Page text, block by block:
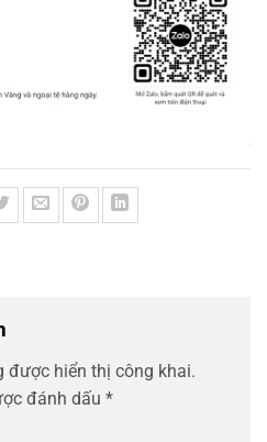
được hiển thị công khai.
đánh dấu *